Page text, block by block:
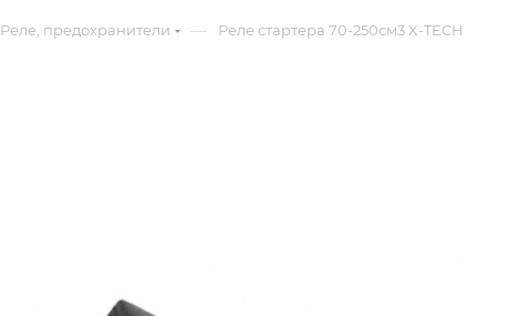
Реле, предохранители — Реле стартера 70-250см3 X-TECH